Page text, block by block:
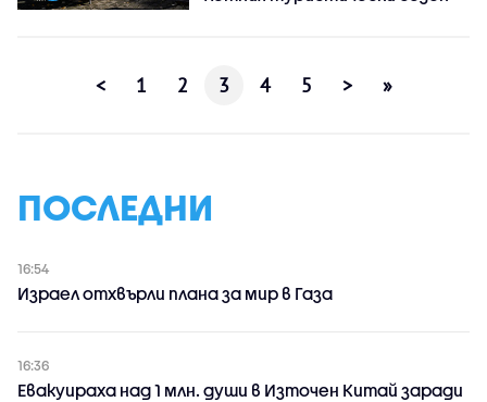
< 1 2 3 4 5 > »
ПОСЛЕДНИ
16:54
Израел отхвърли плана за мир в Газа
16:36
Евакуираха над 1 млн. души в Източен Китай заради